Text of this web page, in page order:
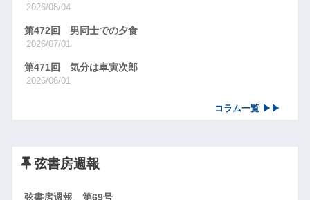
2026/08/04
第472回 男同士での夕食
2026/07/01
第471回 気分は車寅次郎
2026/06/01
コラム一覧 ▶▶
弦書房週報
弦書房週報 第69号